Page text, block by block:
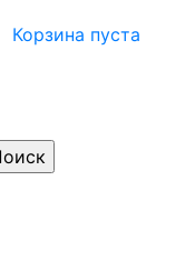
Корзина пуста